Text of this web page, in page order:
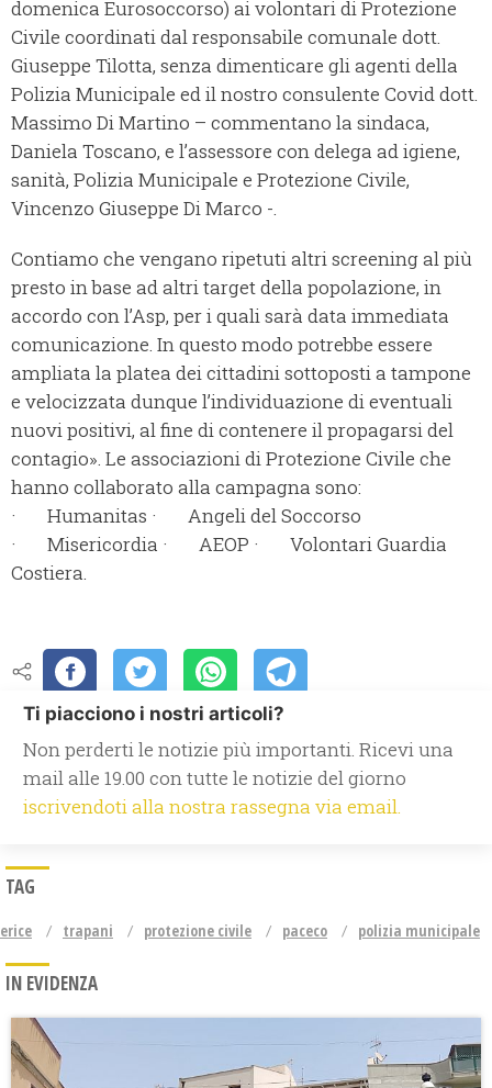
domenica Eurosoccorso) ai volontari di Protezione
Civile coordinati dal responsabile comunale dott.
Giuseppe Tilotta, senza dimenticare gli agenti della
Polizia Municipale ed il nostro consulente Covid dott.
Massimo Di Martino – commentano la sindaca,
Daniela Toscano, e l’assessore con delega ad igiene,
sanità, Polizia Municipale e Protezione Civile,
Vincenzo Giuseppe Di Marco -.
Contiamo che vengano ripetuti altri screening al più
presto in base ad altri target della popolazione, in
accordo con l’Asp, per i quali sarà data immediata
comunicazione. In questo modo potrebbe essere
ampliata la platea dei cittadini sottoposti a tampone
e velocizzata dunque l’individuazione di eventuali
nuovi positivi, al fine di contenere il propagarsi del
contagio». Le associazioni di Protezione Civile che
hanno collaborato alla campagna sono:
· Humanitas · Angeli del Soccorso
· Misericordia · AEOP · Volontari Guardia
Costiera.
Ti piacciono i nostri articoli?
Non perderti le notizie più importanti. Ricevi una
mail alle 19.00 con tutte le notizie del giorno
iscrivendoti alla nostra rassegna via email.
TAG
erice trapani protezione civile paceco polizia municipale
IN EVIDENZA